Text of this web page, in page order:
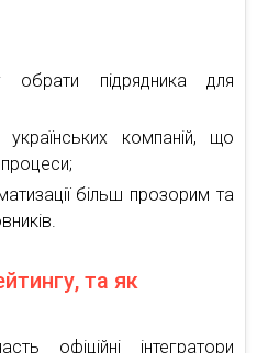
обрати підрядника для
українських компаній, що
більш прозорим та
та як
офіційні інтегратори